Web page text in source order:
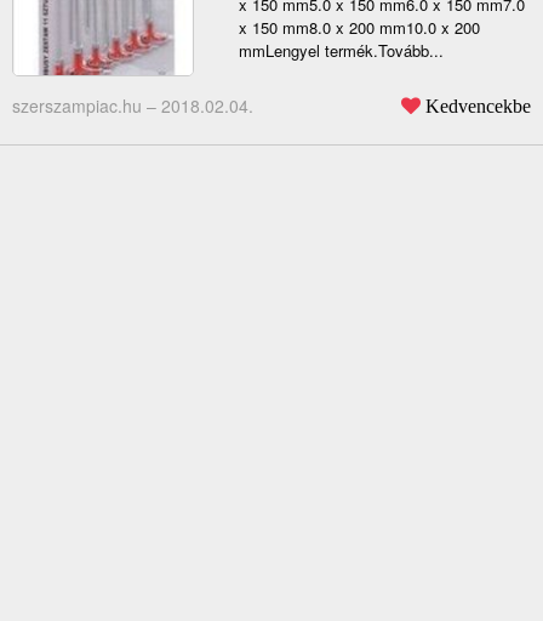
x 150 mm5.0 x 150 mm6.0 x 150 mm7.0
x 150 mm8.0 x 200 mm10.0 x 200
mmLengyel termék.Tovább...
szerszampiac.hu – 2018.02.04. Kedvencekbe